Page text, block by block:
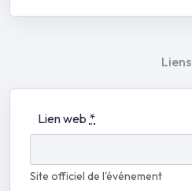
Liens
Lien web *
Site officiel de l'événement